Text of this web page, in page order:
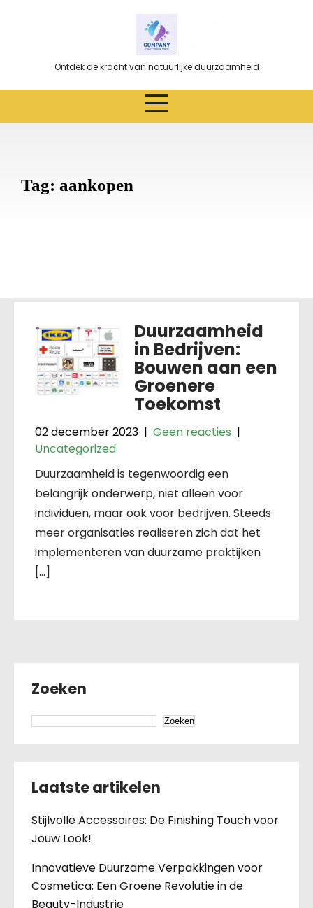
Ontdek de kracht van natuurlijke duurzaamheid
Tag: aankopen
Duurzaamheid
in Bedrijven:
Bouwen aan een
Groenere
Toekomst
02 december 2023 | Geen reacties |
Uncategorized
Duurzaamheid is tegenwoordig een
belangrijk onderwerp, niet alleen voor
individuen, maar ook voor bedrijven. Steeds
meer organisaties realiseren zich dat het
implementeren van duurzame praktijken
[…]
Zoeken
Zoeken
Laatste artikelen
Stijlvolle Accessoires: De Finishing Touch voor
Jouw Look!
Innovatieve Duurzame Verpakkingen voor
Cosmetica: Een Groene Revolutie in de
Beauty-Industrie